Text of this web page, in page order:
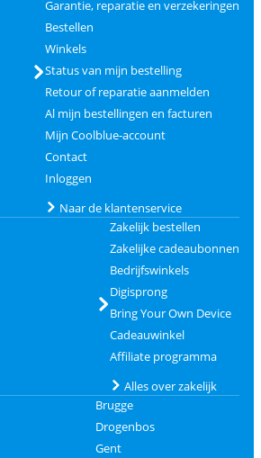
Garantie, reparatie en verzekeringen
Bestellen
Winkels
Status van mijn bestelling
Retour of reparatie aanmelden
Al mijn bestellingen en facturen
Mijn Coolblue-account
Contact
Inloggen
Naar de klantenservice
Zakelijk bestellen
Zakelijke cadeaubonnen
Bedrijfswinkels
Digisprong
Bring Your Own Device
Cadeauwinkel
Affiliate programma
Alles over zakelijk
Brugge
Drogenbos
Gent